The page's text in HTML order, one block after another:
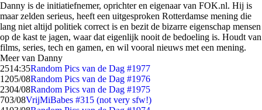
Danny is de initiatiefnemer, oprichter en eigenaar van FOK.nl. Hij is
maar zelden serieus, heeft een uitgesproken Rotterdamse mening die
lang niet altijd politiek correct is en bezit de bizarre eigenschap mensen
op de kast te jagen, waar dat eigenlijk nooit de bedoeling is. Houdt van
films, series, tech en gamen, en wil vooral nieuws met een mening.
Meer van Danny
2514:35Random Pics van de Dag #1977
1205/08Random Pics van de Dag #1976
2304/08Random Pics van de Dag #1975
703/08VrijMiBabes #315 (not very sfw!)